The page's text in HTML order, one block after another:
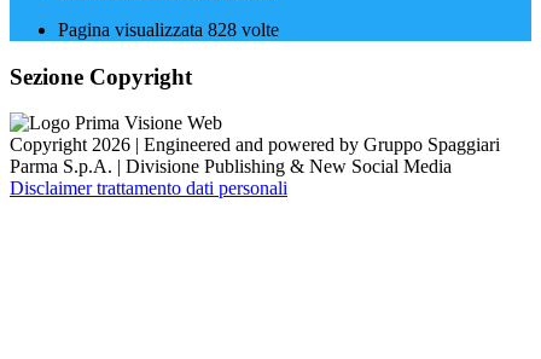
Pagina visualizzata 828 volte
Sezione Copyright
Copyright 2026 | Engineered and powered by Gruppo Spaggiari
Parma S.p.A. | Divisione Publishing & New Social Media
Disclaimer trattamento dati personali